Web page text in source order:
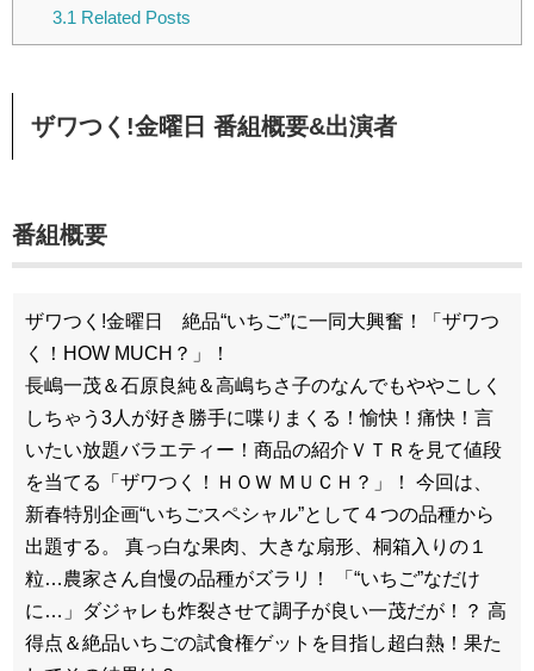
3.1 Related Posts
ザワつく!金曜日 番組概要&出演者
番組概要
ザワつく!金曜日 絶品“いちご”に一同大興奮！「ザワつ
く！HOW MUCH？」！
長嶋一茂＆石原良純＆高嶋ちさ子のなんでもややこしく
しちゃう3人が好き勝手に喋りまくる！愉快！痛快！言
いたい放題バラエティー！商品の紹介ＶＴＲを見て値段
を当てる「ザワつく！ＨＯＷ ＭＵＣＨ？」！ 今回は、
新春特別企画“いちごスペシャル”として４つの品種から
出題する。 真っ白な果肉、大きな扇形、桐箱入りの１
粒…農家さん自慢の品種がズラリ！ 「“いちご”なだけ
に…」ダジャレも炸裂させて調子が良い一茂だが！？ 高
得点＆絶品いちごの試食権ゲットを目指し超白熱！果た